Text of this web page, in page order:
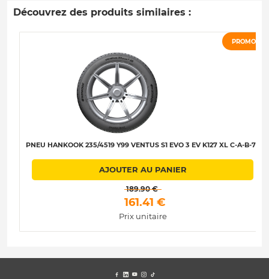
Découvrez des produits similaires :
PROMO
PNEU HANKOOK 235/4519 Y99 VENTUS S1 EVO 3 EV K127 XL C-A-B-72
AJOUTER AU PANIER
189.90 €
161.41 €
Prix unitaire